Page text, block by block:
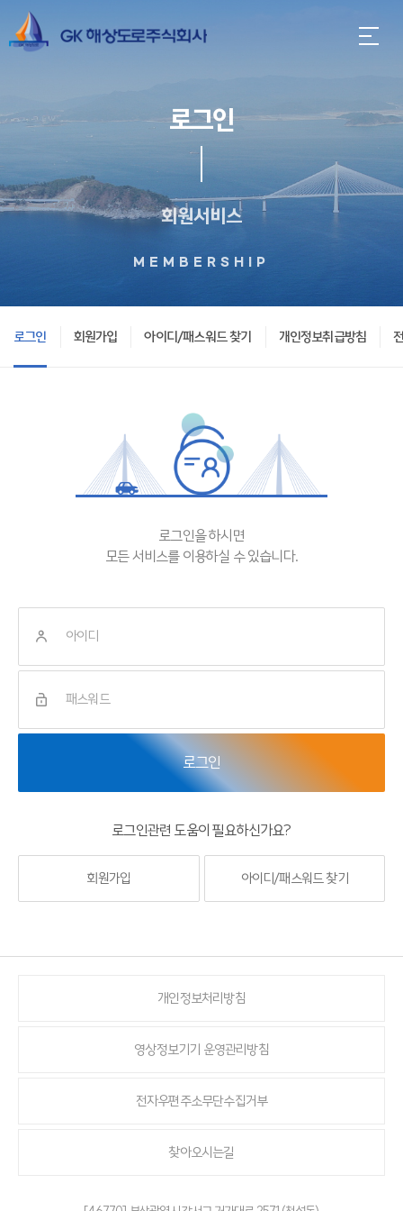
로그인
회원서비스
MEMBERSHIP
로그인 회원가입 아이디/패스워드 찾기 개인정보취급방침
로그인을 하시면
모든 서비스를 이용하실 수 있습니다.
로그인
로그인관련 도움이 필요하신가요?
회원가입 아이디/패스워드 찾기
개인정보처리방침
영상정보기기 운영관리방침
전자우편주소무단수집거부
찾아오시는길